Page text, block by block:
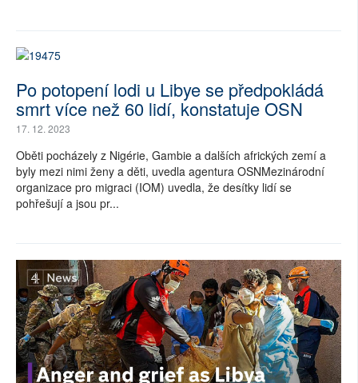
Po potopení lodi u Libye se předpokládá
smrt více než 60 lidí, konstatuje OSN
17. 12. 2023
Oběti pocházely z Nigérie, Gambie a dalších afrických zemí a
byly mezi nimi ženy a děti, uvedla agentura OSNMezinárodní
organizace pro migraci (IOM) uvedla, že desítky lidí se
pohřešují a jsou pr...